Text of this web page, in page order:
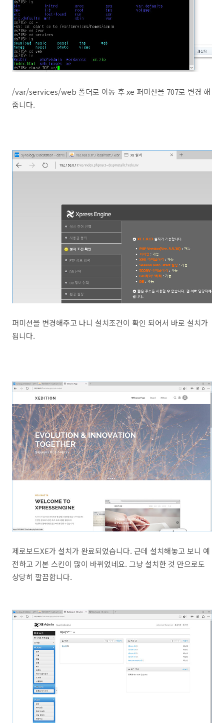
/var/services/web 폴더로 이동 후 xe 퍼미션을 707로 변경 해
줍니다.
퍼미션을 변경해주고 나니 설치조건이 확인 되어서 바로 설치가
됩니다.
제로보드XE가 설치가 완료되었습니다. 근데 설치해놓고 보니 예
전하고 기본 스킨이 많이 바뀌었네요. 그냥 설치한 것 만으로도
상당히 깔끔합니다.